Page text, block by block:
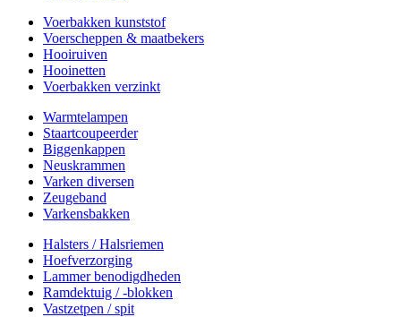
Voerbakken kunststof
Voerscheppen & maatbekers
Hooiruiven
Hooinetten
Voerbakken verzinkt
Warmtelampen
Staartcoupeerder
Biggenkappen
Neuskrammen
Varken diversen
Zeugeband
Varkensbakken
Halsters / Halsriemen
Hoefverzorging
Lammer benodigdheden
Ramdektuig / -blokken
Vastzetpen / spit